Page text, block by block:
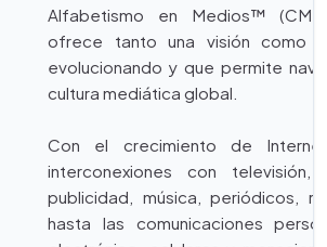
Alfabetismo en Medios™
ofrece tanto una visión como
evolucionando y que permite
cultura mediática global.
Con el crecimiento de
interconexiones con
publicidad, música, periódicos,
hasta las comunicaciones